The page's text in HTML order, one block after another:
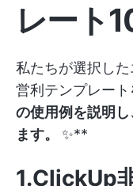
レート
私たちが選択し
営利テンプレート
の使用例を説明
ます。 ✨**
1.ClickUp